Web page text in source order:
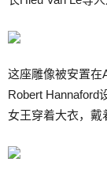
这座雕像被安置在
Robert Hannaford
女王穿着大衣，戴